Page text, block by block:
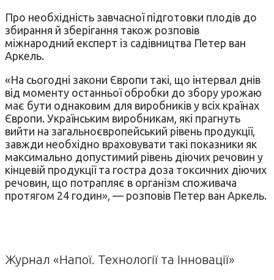
Про необхідність завчасної підготовки плодів до
збирання й зберігання також розповів
міжнародний експерт із садівництва Петер ван
Аркель.
«На сьогодні закони Європи такі, що інтервал днів
від моменту останньої обробки до збору урожаю
має бути однаковим для виробників у всіх країнах
Європи. Українським виробникам, які прагнуть
вийти на загальноєвропейський рівень продукції,
завжди необхідно враховувати такі показники як
максимально допустимий рівень діючих речовин у
кінцевій продукції та гостра доза токсичних діючих
речовин, що потрапляє в організм споживача
протягом 24 годин», — розповів Петер ван Аркель.
Журнал «Напої. Технології та Інновації»